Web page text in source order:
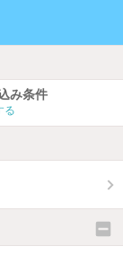
み条件
る